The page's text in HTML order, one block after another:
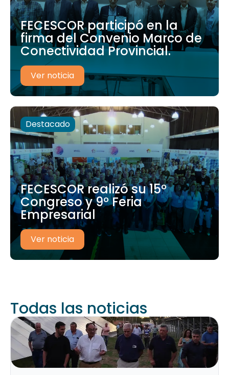
FECESCOR participó en la
firma del Convenio Marco de
Conectividad Provincial.
Ver noticia
FECESCOR realizó su 15º
Congreso y 9º Feria
Empresarial
Ver noticia
Destacado
Todas las noticias